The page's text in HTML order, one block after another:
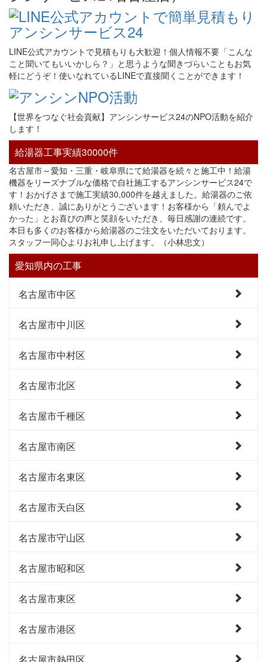
LINE公式アカウントで見積もりも大歓迎！個人情報不要「こんな
こと聞いてもいいかしら？」と思うような聞きづらいこともお気
軽にどうぞ！使いなれているLINEで直接聞くことができます！
【世界をつなぐ社会貢献】アンシンサービス24のNPO活動を紹介
します！
給湯器工事実績30000件
名古屋市～愛知・三重・岐阜県にて給湯器を続々と施工中！給湯
機器をリーズナブルな価格で自社施工するアンシンサービス24で
す！おかげさまで施工実績30,000件を越えました。給湯器のご依
頼いただき、誠にありがとうございます！お客様から「頼んでよ
かった」とお喜びの声と笑顔をいただき、毎日感謝の連続です。
本日も多くのお客様から給湯器のご注文をいただいております。
スタッフ一同心よりお礼申し上げます。（小林忠文）
愛知県内の工事
名古屋市中区
名古屋市中川区
名古屋市中村区
名古屋市北区
名古屋市千種区
名古屋市南区
名古屋市名東区
名古屋市天白区
名古屋市守山区
名古屋市昭和区
名古屋市東区
名古屋市港区
名古屋市熱田区